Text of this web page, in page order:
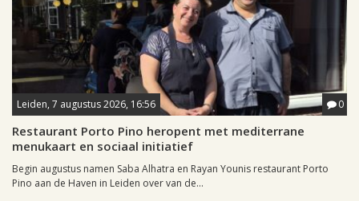
Leiden, 7 augustus 2026, 16:56 0
Restaurant Porto Pino heropent met mediterrane
menukaart en sociaal initiatief
Begin augustus namen Saba Alhatra en Rayan Younis restaurant Porto
Pino aan de Haven in Leiden over van de...